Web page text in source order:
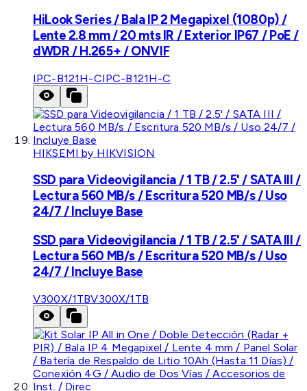
HiLook Series / Bala IP 2 Megapixel (1080p) /
Lente 2.8 mm / 20 mts IR / Exterior IP67 / PoE /
dWDR / H.265+ / ONVIF
IPC-B121H-CIPC-B121H-C
HIKSEMI by HIKVISION
SSD para Videovigilancia / 1 TB / 2.5' / SATA III /
Lectura 560 MB/s / Escritura 520 MB/s / Uso
24/7 / Incluye Base
SSD para Videovigilancia / 1 TB / 2.5' / SATA III /
Lectura 560 MB/s / Escritura 520 MB/s / Uso
24/7 / Incluye Base
V300X/1TBV300X/1TB